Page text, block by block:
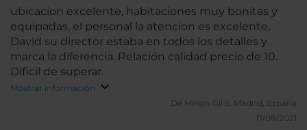
ubicacion excelente, habitaciones muy bonitas y
equipadas, el personal la atencion es excelente,
David su director estaba en todos los detalles y
marca la diferencia. Relación calidad precio de 10.
Dificil de superar
Mostrar información
De Mingo Gil S. Madrid, España
17/08/2021